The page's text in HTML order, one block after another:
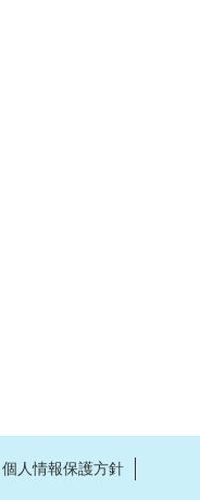
個人情報保護方針